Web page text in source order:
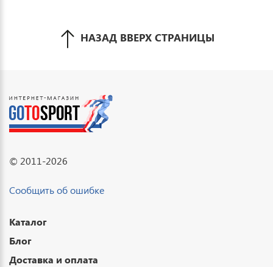
НАЗАД ВВЕРХ СТРАНИЦЫ
© 2011-2026
Сообщить об ошибке
Каталог
Блог
Доставка и оплата